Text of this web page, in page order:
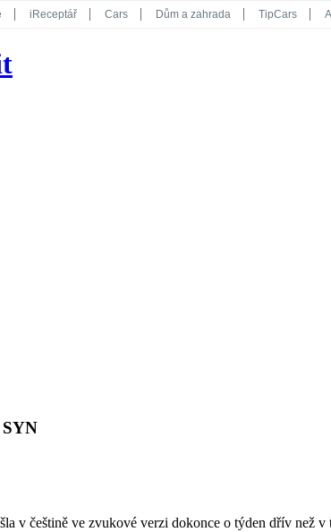
iReceptář Cars Dům a zahrada TipCars
v češtině ve zvukové verzi dokonce o týden dřív